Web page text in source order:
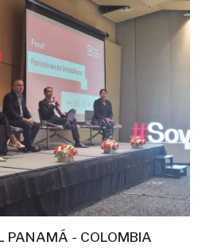
PANAMÁ - COLOMBIA